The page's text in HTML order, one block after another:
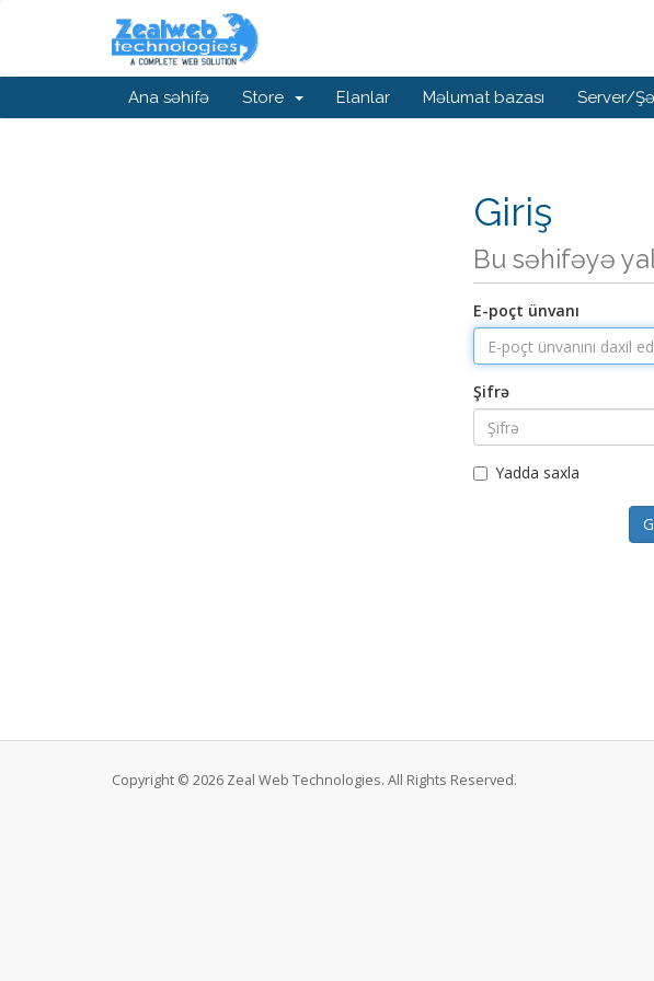
Ana səhifə Store Elanlar Məlumat bazası Server/
Giriş
Bu səhifəyə
E-poçt ünvanı
Şifrə
Yadda saxla
Copyright © 2026 Zeal Web Technologies. All Rights Reserved.